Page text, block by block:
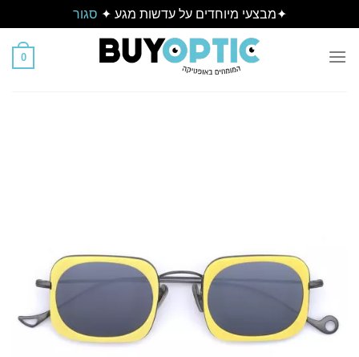
✦מבצעי מיוחדים על עדשות מגע ✦ סגור
0